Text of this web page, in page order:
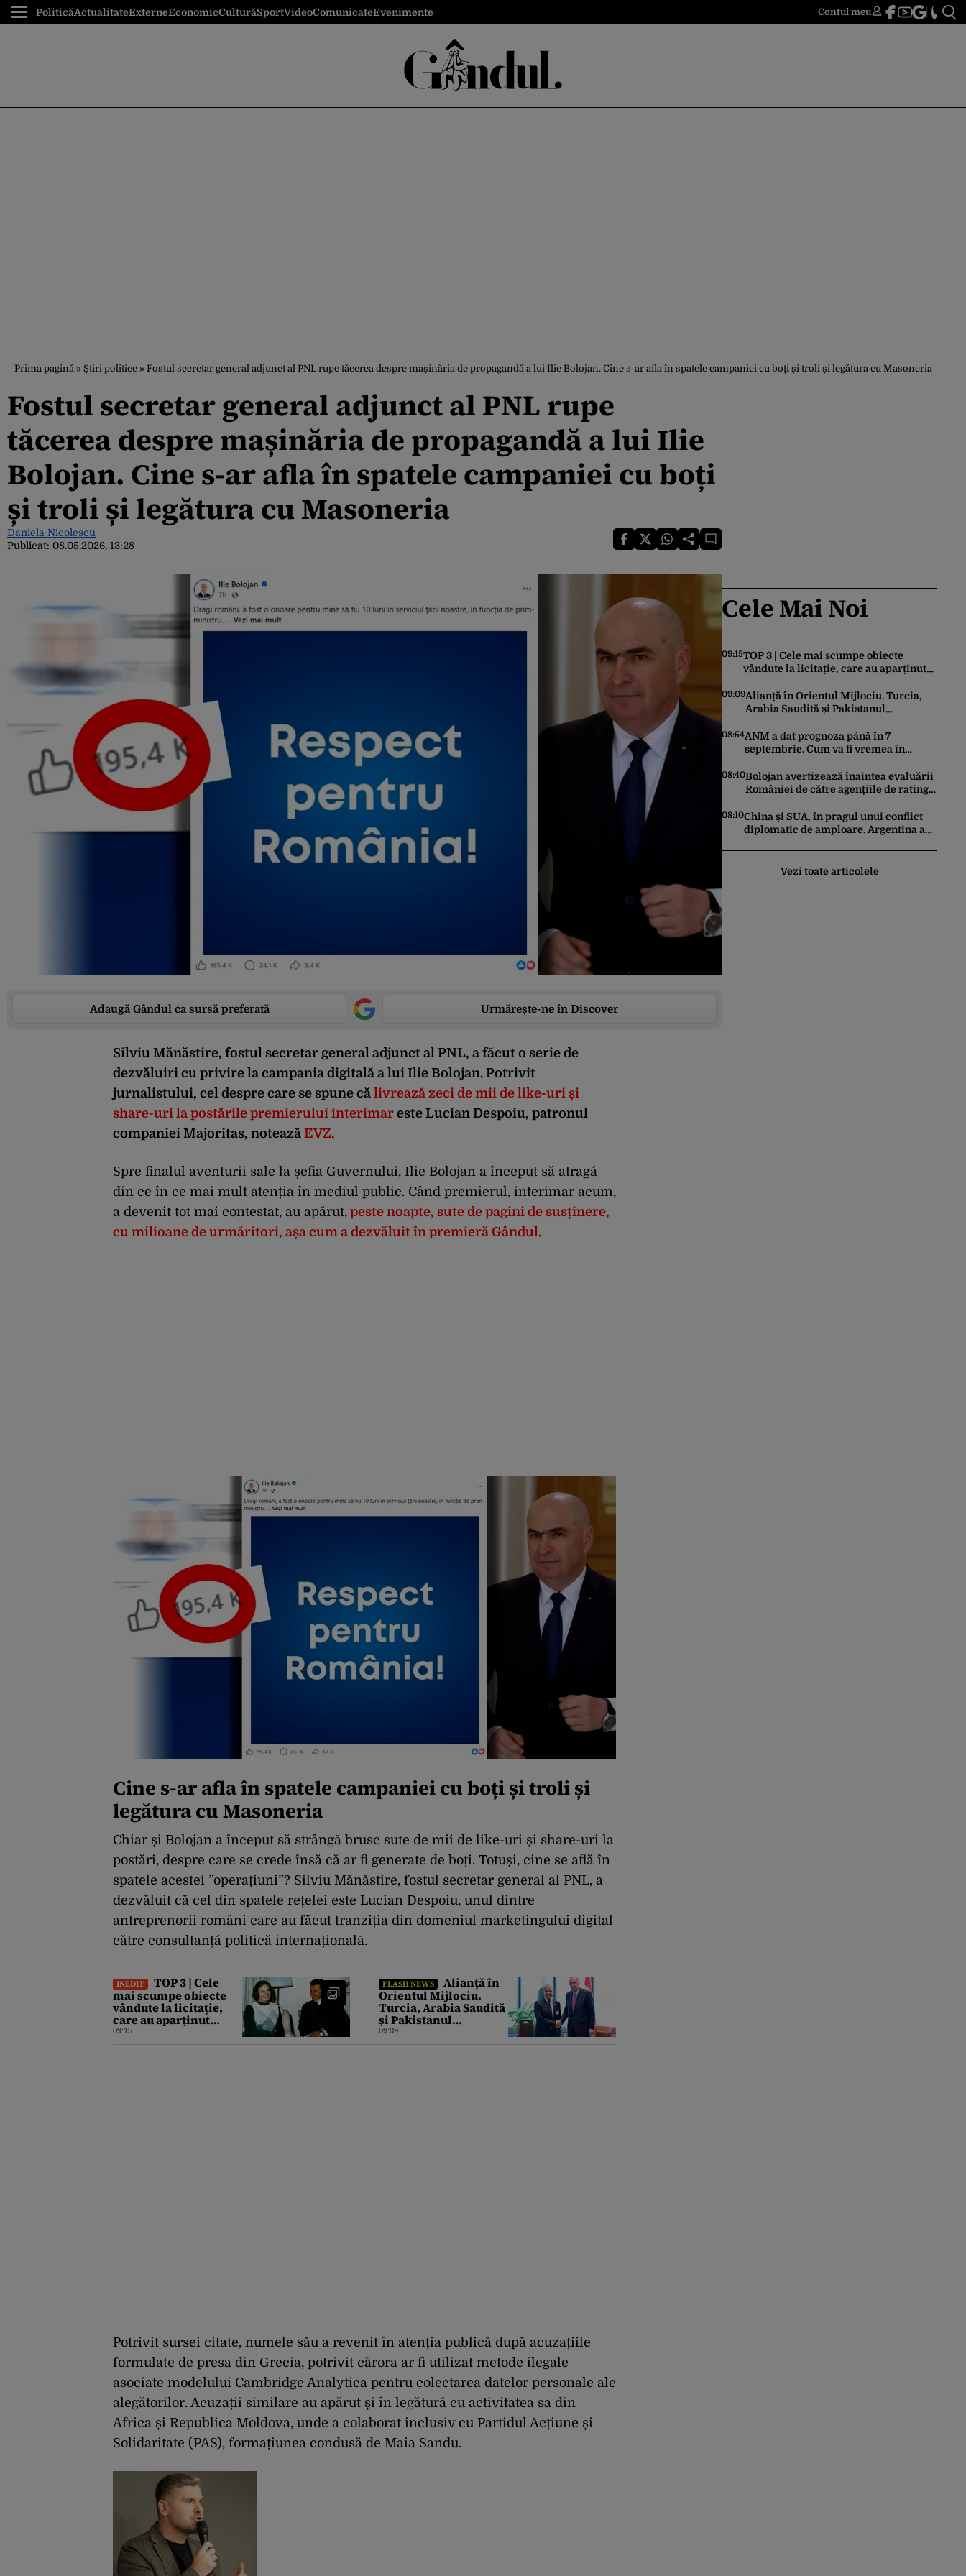
PoliticăActualitateExterneEconomicCulturăSportVideoComunicateEvenimente Contul meu
Prima pagină » Știri politice » Fostul secretar general adjunct al PNL rupe tăcerea despre mașinăria de propagandă a lui Ilie Bolojan. Cine s-ar afla în spatele campaniei cu boți și troli și legătura cu Masoneria
Fostul secretar general adjunct al PNL rupe
tăcerea despre mașinăria de propagandă a lui Ilie
Bolojan. Cine s-ar afla în spatele campaniei cu boți
și troli și legătura cu Masoneria
Daniela Nicolescu
Publicat: 08.05.2026, 13:28
Adaugă Gândul ca sursă preferată Urmărește-ne în Discover
Silviu Mănăstire, fostul secretar general adjunct al PNL, a făcut o serie de
dezvăluiri cu privire la campania digitală a lui Ilie Bolojan. Potrivit
jurnalistului, cel despre care se spune că livrează zeci de mii de like-uri și
share-uri la postările premierului interimar este Lucian Despoiu, patronul
companiei Majoritas, notează EVZ.
Spre finalul aventurii sale la șefia Guvernului, Ilie Bolojan a început să atragă
din ce în ce mai mult atenția în mediul public. Când premierul, interimar acum,
a devenit tot mai contestat, au apărut, peste noapte, sute de pagini de susținere,
cu milioane de urmăritori, așa cum a dezvăluit în premieră Gândul.
Cine s-ar afla în spatele campaniei cu boți și troli și
legătura cu Masoneria
Chiar și Bolojan a început să strângă brusc sute de mii de like-uri și share-uri la
postări, despre care se crede însă că ar fi generate de boți. Totuși, cine se află în
spatele acestei ”operațiuni”? Silviu Mănăstire, fostul secretar general al PNL, a
dezvăluit că cel din spatele rețelei este Lucian Despoiu, unul dintre
antreprenorii români care au făcut tranziția din domeniul marketingului digital
către consultanță politică internațională.
INEDIT
TOP 3 | Cele
mai scumpe obiecte
vândute la licitație,
care au aparținut
familiei Ceaușescu
09:15
FLASH NEWS
Alianță în
Orientul Mijlociu.
Turcia, Arabia Saudită
și Pakistanul
semnează vineri un
09:09
Potrivit sursei citate, numele său a revenit în atenția publică după acuzațiile
formulate de presa din Grecia, potrivit cărora ar fi utilizat metode ilegale
asociate modelului Cambridge Analytica pentru colectarea datelor personale ale
alegătorilor. Acuzații similare au apărut și în legătură cu activitatea sa din
Africa și Republica Moldova, unde a colaborat inclusiv cu Partidul Acțiune și
Solidaritate (PAS), formațiunea condusă de Maia Sandu.
Cele Mai Noi
09:15TOP 3 | Cele mai scumpe obiecte
vândute la licitație, care au aparținut
09:09Alianță în Orientul Mijlociu. Turcia,
Arabia Saudită și Pakistanul
apărare
08:54ANM a dat prognoza până în 7
septembrie. Cum va fi vremea în
08:40Bolojan avertizează înaintea evaluării
României de către agențiile de rating:
baza acestor evaluări”
08:10China și SUA, în pragul unui conflict
diplomatic de amploare. Argentina a
Vezi toate articolele